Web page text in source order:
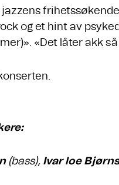
og et hint av
«Det låter akk
(bass), Ivar loe